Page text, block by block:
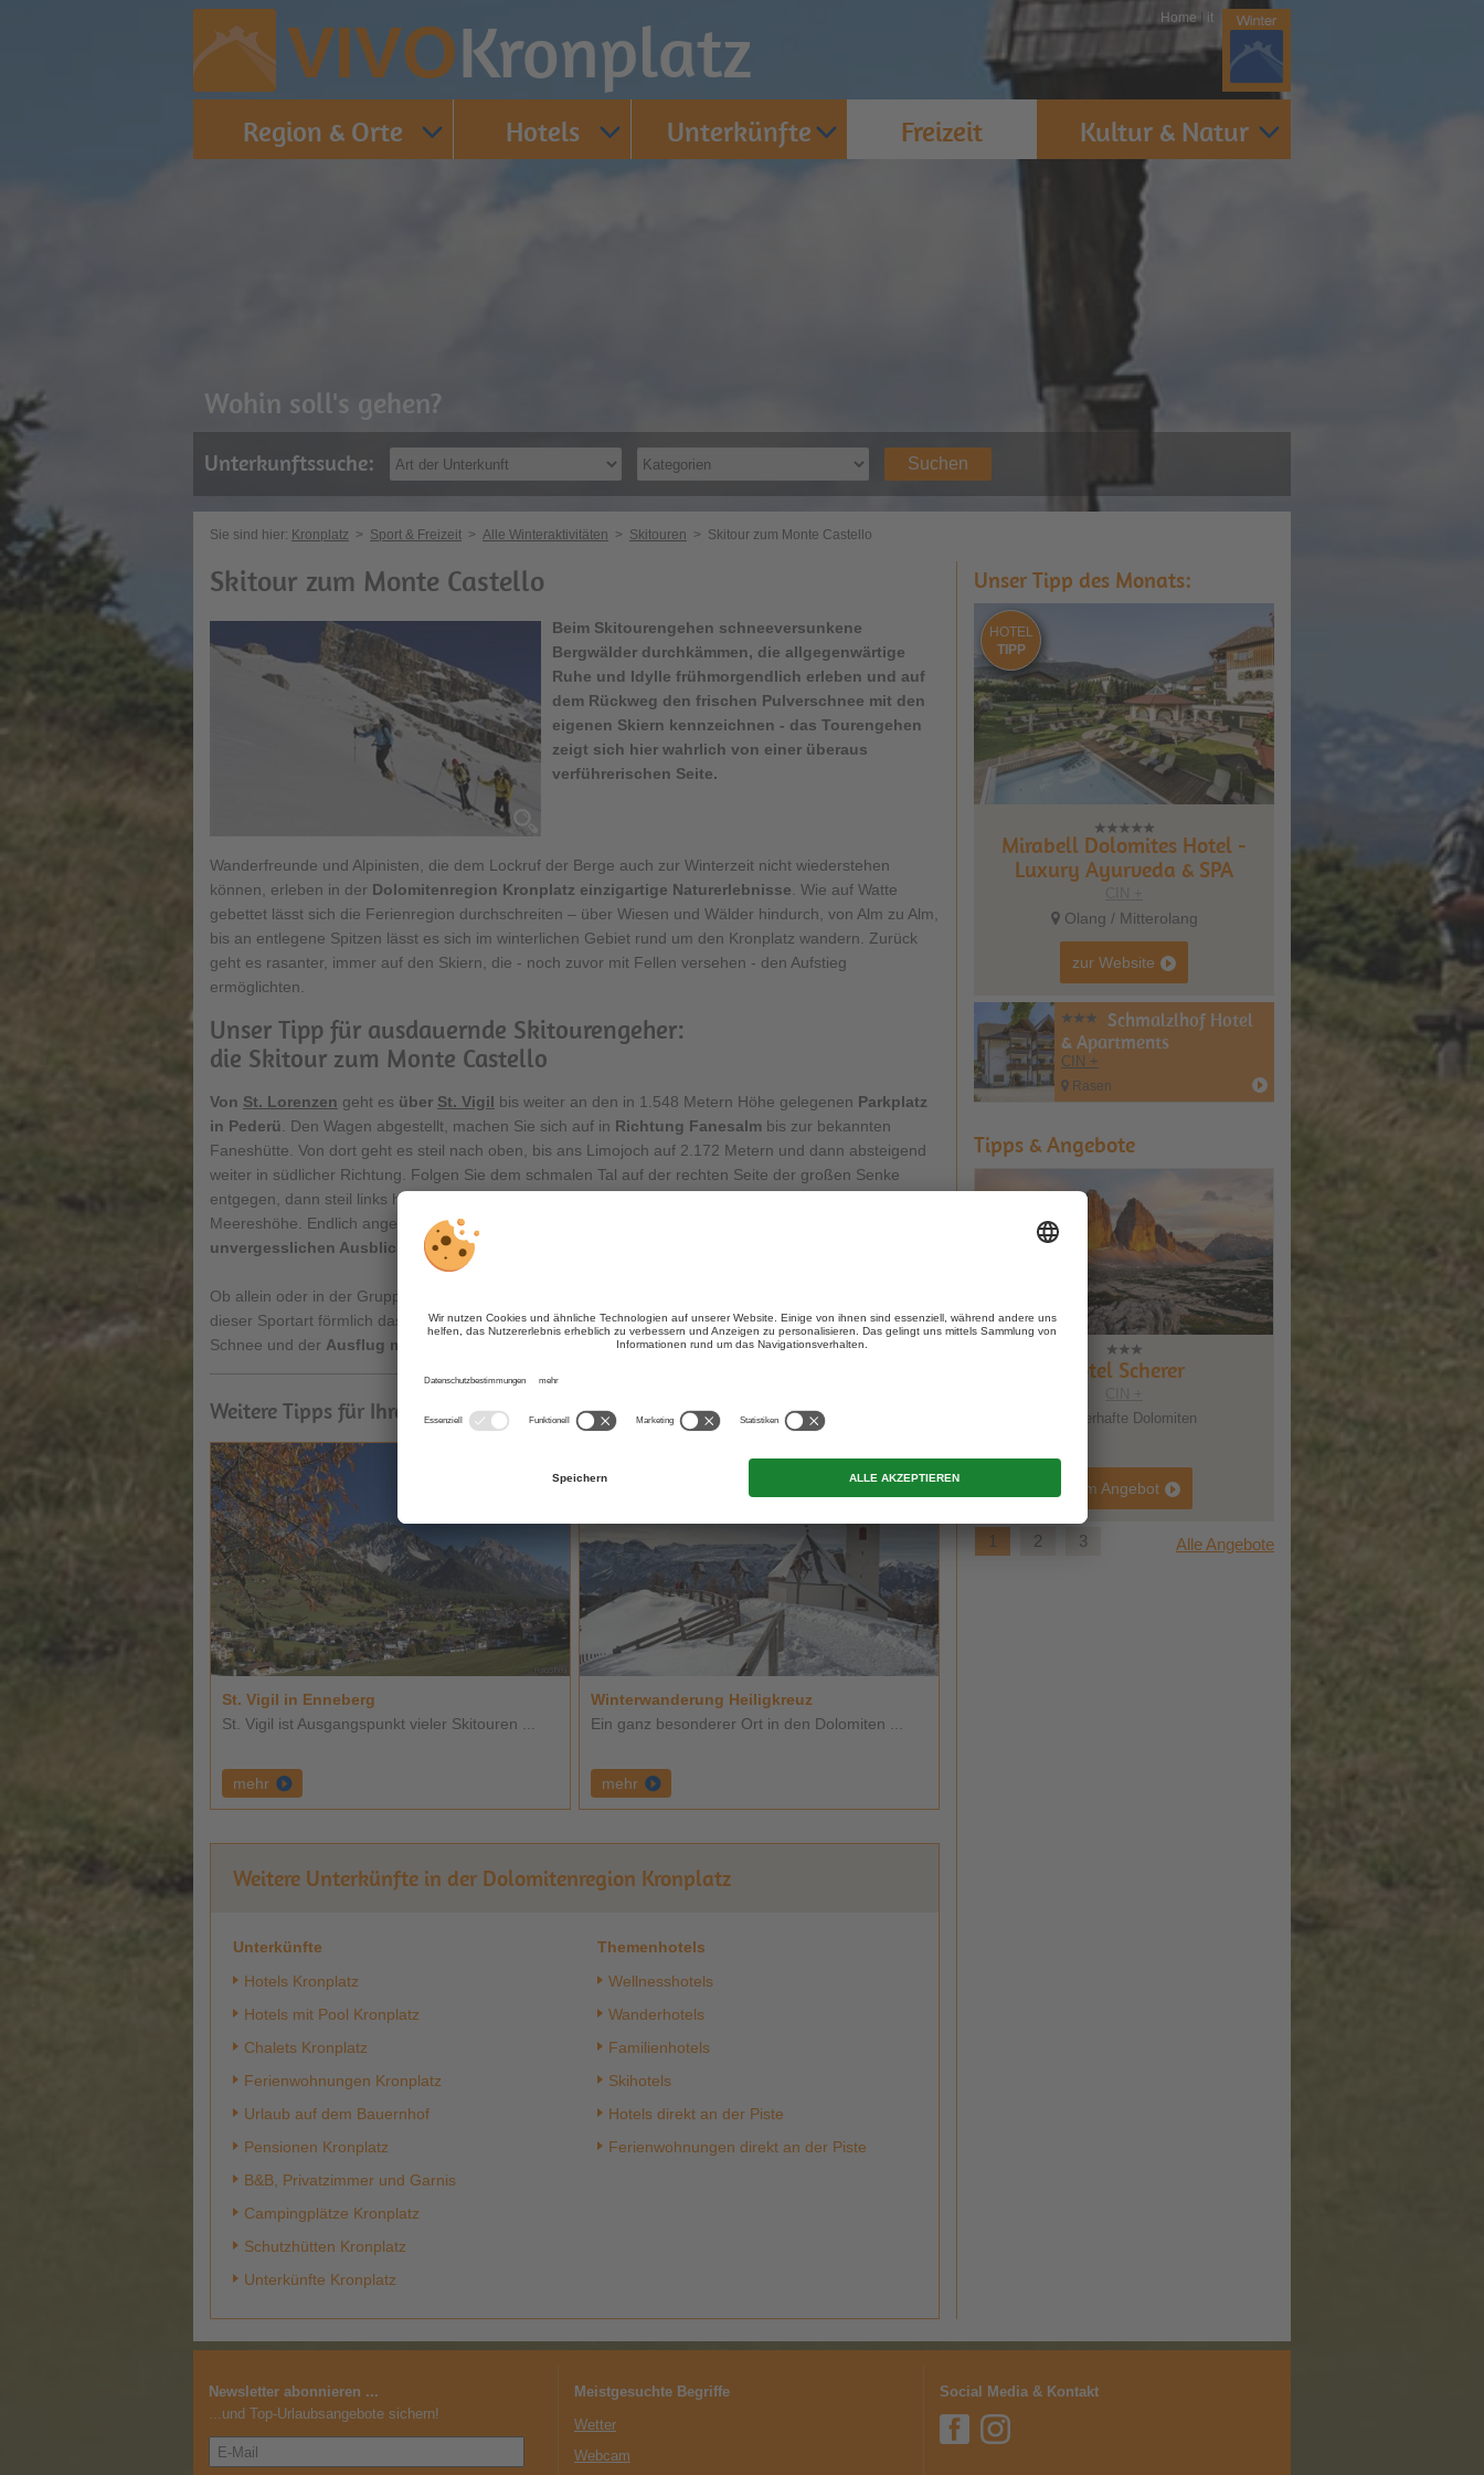
VIVOKronplatz
Wohin soll's gehen?
Unterkunftssuche: Suchen
Region & Orte Hotels Unterkünfte Freizeit Kultur & Natur
Home it
Sie sind hier: Kronplatz > Sport & Freizeit > Alle Winteraktivitäten > Skitouren > Skitour zum Monte Castello
Skitour zum Monte Castello
Beim Skitourengehen schneeversunkene
Bergwälder durchkämmen, die allgegenwärtige
Ruhe und Idylle frühmorgendlich erleben und auf
dem Rückweg den frischen Pulverschnee mit den
eigenen Skiern kennzeichnen - das Tourengehen
zeigt sich hier wahrlich von einer überaus
verführerischen Seite.
Wanderfreunde und Alpinisten, die dem Lockruf der Berge auch zur Winterzeit nicht wiederstehen
können, erleben in der Dolomitenregion Kronplatz einzigartige Naturerlebnisse . Wie auf Watte
gebettet lässt sich die Ferienregion durchschreiten – über Wiesen und Wälder hindurch, von Alm zu Alm,
bis an entlegene Spitzen lässt es sich im winterlichen Gebiet rund um den Kronplatz wandern. Zurück
geht es rasanter, immer auf den Skiern, die - noch zuvor mit Fellen versehen - den Aufstieg
ermöglichten.
Unser Tipp für ausdauernde Skitourengeher:
die Skitour zum Monte Castello
Von St. Lorenzen geht es über St. Vigil bis weiter an den in 1.548 Metern Höhe gelegenen Parkplatz
in Pederü . Den Wagen abgestellt, machen Sie sich auf in Richtung Fanesalm bis zur bekannten
Faneshütte. Von dort geht es steil nach oben, bis ans Limojoch auf 2.172 Metern und dann absteigend
weiter in südlicher Richtung. Folgen Sie dem schmalen Tal auf der rechten Seite der großen Senke
entgegen, dann steil links hinauf bis zum Bivacco della Pace, dem Biwak des Friedens auf 2.760 Metern
Meereshöhe. Endlich angekommen, genießen Sie am
unvergesslichen Ausblick
Gehzeit: Ca. 5 Stunden
Ob allein oder in der Gruppe, ob mit oder ohne Führung, die Möglichkeit an Touren lassen jedem Fan
dieser Sportart förmlich das Wasser im Munde zusammenlaufen. Einen sonnigen Wintertag mit reichlich
Schnee und der Ausflug mit den Tourenskiern wird wahrlich ein Traum.
Weitere Tipps für Ihren Urlaub
St. Vigil in Enneberg
St. Vigil ist Ausgangspunkt vieler Skitouren ...
mehr
Winterwanderung Heiligkreuz
Ein ganz besonderer Ort in den Dolomiten ...
mehr
Weitere Unterkünfte in der Dolomitenregion Kronplatz
Unterkünfte
Hotels Kronplatz
Hotels mit Pool Kronplatz
Chalets Kronplatz
Ferienwohnungen Kronplatz
Urlaub auf dem Bauernhof
Pensionen Kronplatz
B&B, Privatzimmer und Garnis
Campingplätze Kronplatz
Schutzhütten Kronplatz
Unterkünfte Kronplatz
Themenhotels
Wellnesshotels
Wanderhotels
Familienhotels
Skihotels
Hotels direkt an der Piste
Ferienwohnungen direkt an der Piste
Unser Tipp des Monats:
HOTEL
TIPP
Mirabell Dolomites Hotel -
Luxury Ayurveda & SPA
Olang / Mitterolang
zur Website
Schmalzlhof Hotel
& Apartments
CIN +
Rasen
Tipps & Angebote
Ferien&Wellnesshotel Windschar
1 2 3 Alle Angebote
Newsletter abonnieren ...
...und Top-Urlaubsangebote sichern!
Meistgesuchte Begriffe
Wetter
Webcam
Social Media & Kontakt